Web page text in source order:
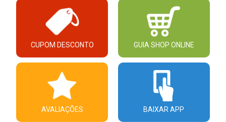
CUPOM DESCONTO GUIA SHOP ONLINE
AVALIAÇÕES BAIXAR APP